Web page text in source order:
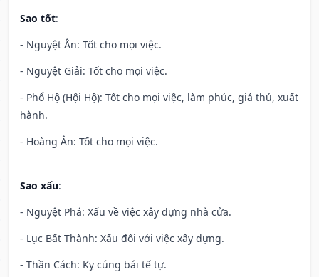
Sao tốt:
- Nguyệt Ân: Tốt cho mọi việc.
- Nguyệt Giải: Tốt cho mọi việc.
- Phổ Hộ (Hội Hộ): Tốt cho mọi việc, làm phúc, giá thú, xuất
hành.
- Hoàng Ân: Tốt cho mọi việc.
Sao xấu:
- Nguyệt Phá: Xấu về việc xây dựng nhà cửa.
- Lục Bất Thành: Xấu đối với việc xây dựng.
- Thần Cách: Kỵ cúng bái tế tự.